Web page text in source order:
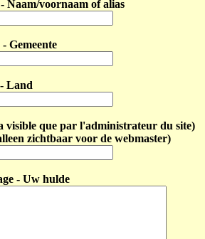
Naam/voornaam of alias
Gemeente
Land
visible que par l'administrateur du site)
zichtbaar voor de webmaster)
- Uw hulde